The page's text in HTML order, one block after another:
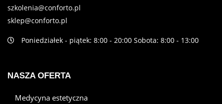
szkolenia@conforto.pl
sklep@conforto.pl
Poniedziałek - piątek: 8:00 - 20:00 Sobota: 8:00 - 13:00
NASZA OFERTA
Medycyna estetyczna